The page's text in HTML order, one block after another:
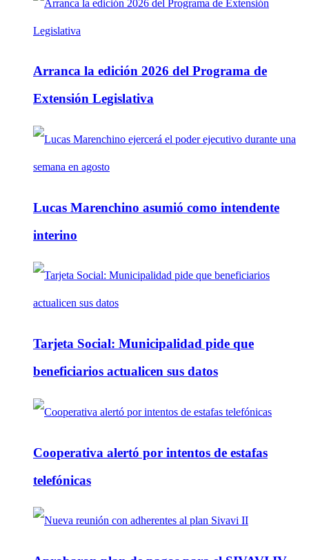
Arranca la edición 2026 del Programa de
Extensión Legislativa
Lucas Marenchino asumió como intendente
interino
Tarjeta Social: Municipalidad pide que
beneficiarios actualicen sus datos
Cooperativa alertó por intentos de estafas
telefónicas